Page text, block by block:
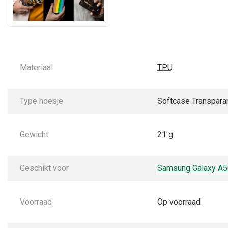
Materiaal TPU
Type hoesje Softcase
Gewicht 21 g
Geschikt voor Samsung Galaxy
Voorraad Op voorraad